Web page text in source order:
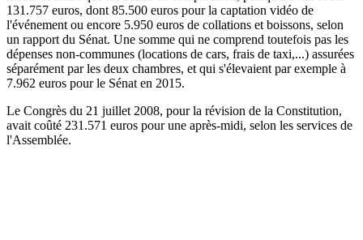
131.757 euros, dont 85.500 euros pour la captation vidéo de
l'événement ou encore 5.950 euros de collations et boissons, selon
un rapport du Sénat. Une somme qui ne comprend toutefois pas les
dépenses non-communes (locations de cars, frais de taxi,...) assurées
séparément par les deux chambres, et qui s'élevaient par exemple à
7.962 euros pour le Sénat en 2015.
Le Congrès du 21 juillet 2008, pour la révision de la Constitution,
avait coûté 231.571 euros pour une après-midi, selon les services de
l'Assemblée.